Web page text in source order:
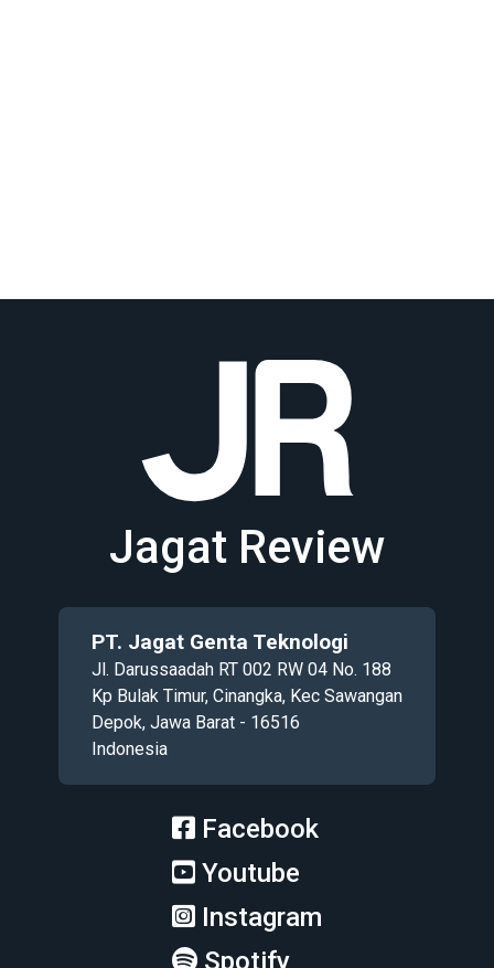
Jagat Review
PT. Jagat Genta Teknologi
Jl. Darussaadah RT 002 RW 04 No. 188
Kp Bulak Timur, Cinangka, Kec Sawangan
Depok, Jawa Barat - 16516
Indonesia
Facebook
Youtube
Instagram
Spotify